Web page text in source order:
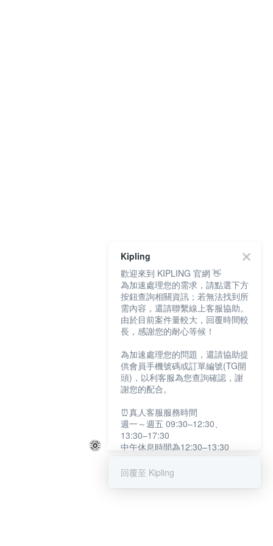
Kipling
歡迎來到 KIPLING 官網 👋
為加速處理您的需求，請點選下方
按鈕查詢相關資訊；若無法找到所
需內容，還請聯繫線上客服協助。
由於目前案件量較大，回覆時間較
長，感謝您的耐心等候！
為加速處理您的問題，還請協助提
供會員手機號碼或訂單編號(TG開
頭)，以利客服為您查詢確認，謝
謝您的配合。
⏰真人客服服務時間
週一～週五 09:30–12:30、
13:30–17:30
中午休息時間為12:30–13:30
提醒您：系統會自動已讀訊息，如
回覆至 Kipling